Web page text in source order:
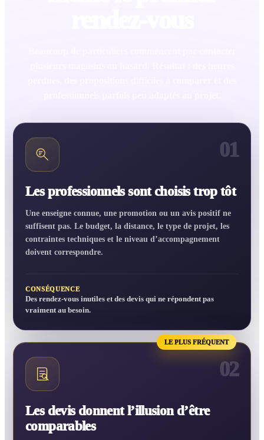
01
Les professionnels sont choisis trop tôt
Une enseigne connue, une promotion ou un avis positif ne
suffisent pas. Le budget, la distance, le type de projet, les
contraintes techniques et le niveau d’accompagnement
doivent correspondre.
CONSÉQUENCE
Des rendez-vous inutiles et des devis qui ne répondent pas
vraiment au besoin.
LE PLUS FRÉQUENT
02
Les devis donnent l’illusion d’être
comparables